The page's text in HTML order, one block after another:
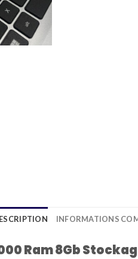
INFORMATIONS
Ram 8Gb